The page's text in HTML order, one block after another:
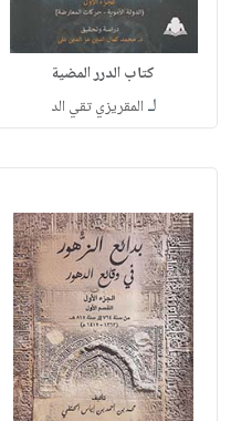
كتاب الدرر المضية
لـ المقريزي تقي الد